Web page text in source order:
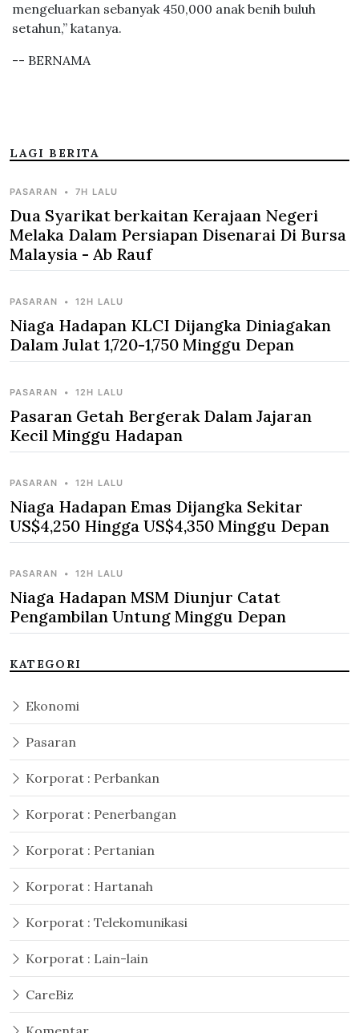
mengeluarkan sebanyak 450,000 anak benih buluh
setahun,” katanya.
-- BERNAMA
LAGI BERITA
PASARAN • 7H LALU
Dua Syarikat berkaitan Kerajaan Negeri
Melaka Dalam Persiapan Disenarai Di Bursa
Malaysia - Ab Rauf
PASARAN • 12H LALU
Niaga Hadapan KLCI Dijangka Diniagakan
Dalam Julat 1,720-1,750 Minggu Depan
PASARAN • 12H LALU
Pasaran Getah Bergerak Dalam Jajaran
Kecil Minggu Hadapan
PASARAN • 12H LALU
Niaga Hadapan Emas Dijangka Sekitar
US$4,250 Hingga US$4,350 Minggu Depan
PASARAN • 12H LALU
Niaga Hadapan MSM Diunjur Catat
Pengambilan Untung Minggu Depan
KATEGORI
Ekonomi
Pasaran
Korporat : Perbankan
Korporat : Penerbangan
Korporat : Pertanian
Korporat : Hartanah
Korporat : Telekomunikasi
Korporat : Lain-lain
CareBiz